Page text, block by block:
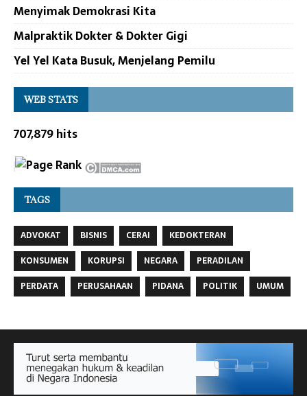
Menyimak Demokrasi Kita
Malpraktik Dokter & Dokter Gigi
Yel Yel Kata Busuk, Menjelang Pemilu
WEB STATS
707,879 hits
TAGS
ADVOKAT BISNIS CERAI
KEDOKTERAN
KONSUMEN
KORUPSI NEGARA
PERADILAN
PERDATA
PERUSAHAAN PIDANA POLITIK UMUM